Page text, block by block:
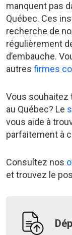
manquent pas
Québec. Ces
recherche de
régulièrement
d’embauche.
autres firmes
Vous souhaitez
au Québec? Le
vous aide à
parfaitement à
Consultez nos
et trouvez le